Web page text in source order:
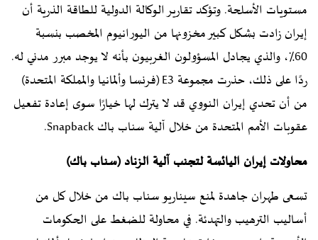
مستويات الأسلحة. وتؤكد تقارير الوكالة الدولية للطاقة الذرية أن
إيران زادت بشكل كبير مخزونها من اليورانيوم المخصب بنسبة
60٪، والذي يجادل المسؤولون الغربيون بأنه لا يوجد مبرر مدني له.
ردًا على ذلك، حذرت مجموعة E3 (فرنسا وألمانيا والمملكة المتحدة)
من أن تحدي إيران النووي قد لا يترك لها خيارًا سوى إعادة تفعيل
عقوبات الأمم المتحدة من خلال آلية سناب باك Snapback.
محاولات إيران اليائسة لتجنب آلية الزناد (سناب باك)
تسعى طهران جاهدة لمنع سيناريو سناب باك من خلال كل من
أساليب الترهيب والتهدئة. في محاولة للضغط على الحكومات